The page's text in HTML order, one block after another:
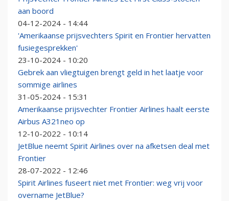
aan boord
04-12-2024 - 14:44
'Amerikaanse prijsvechters Spirit en Frontier hervatten
fusiegesprekken'
23-10-2024 - 10:20
Gebrek aan vliegtuigen brengt geld in het laatje voor
sommige airlines
31-05-2024 - 15:31
Amerikaanse prijsvechter Frontier Airlines haalt eerste
Airbus A321neo op
12-10-2022 - 10:14
JetBlue neemt Spirit Airlines over na afketsen deal met
Frontier
28-07-2022 - 12:46
Spirit Airlines fuseert niet met Frontier: weg vrij voor
overname JetBlue?